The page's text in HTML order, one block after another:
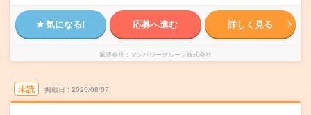
気になる! 応募へ進む 詳しく見る
派遣会社 マンパワーグループ株式会社
未読 掲載日 2026/08/07